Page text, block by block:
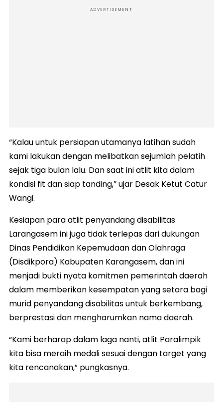
ADVERTISEMENT
“Kalau untuk persiapan utamanya latihan sudah
kami lakukan dengan melibatkan sejumlah pelatih
sejak tiga bulan lalu. Dan saat ini atlit kita dalam
kondisi fit dan siap tanding,” ujar Desak Ketut Catur
Wangi.
Kesiapan para atlit penyandang disabilitas
Larangasem ini juga tidak terlepas dari dukungan
Dinas Pendidikan Kepemudaan dan Olahraga
(Disdikpora) Kabupaten Karangasem, dan ini
menjadi bukti nyata komitmen pemerintah daerah
dalam memberikan kesempatan yang setara bagi
murid penyandang disabilitas untuk berkembang,
berprestasi dan mengharumkan nama daerah.
“Kami berharap dalam laga nanti, atlit Paralimpik
kita bisa meraih medali sesuai dengan target yang
kita rencanakan,” pungkasnya.